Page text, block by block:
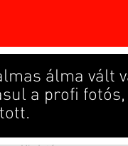
álma vált
a profi